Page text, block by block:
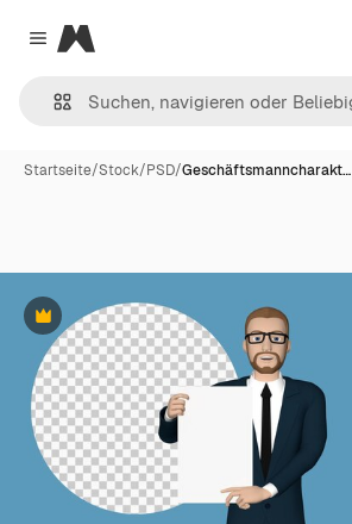
Close menu
Magnific
Startseite/Stock/PSD/Geschäftsmanncharakt…
Premium